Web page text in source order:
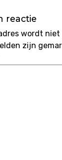
reactie
wordt niet
zijn